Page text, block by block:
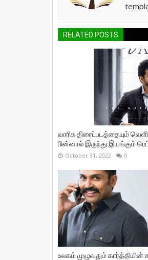
RELATED POSTS
வாரிசு திரைப்படத்தையும்
பின்னால் இருந்து இயங்கும்
October 31, 2022 0
உலகம் முழுவதும்